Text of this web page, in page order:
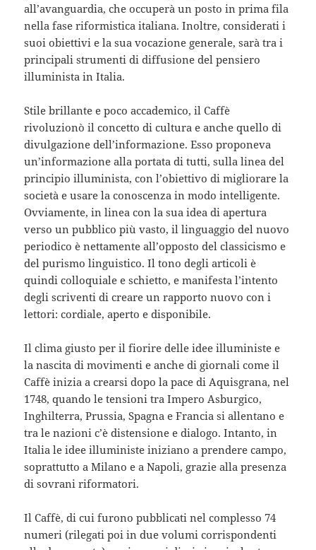
all’avanguardia, che occuperà un posto in prima fila
nella fase riformistica italiana. Inoltre, considerati i
suoi obiettivi e la sua vocazione generale, sarà tra i
principali strumenti di diffusione del pensiero
illuminista in Italia.
Stile brillante e poco accademico, il Caffè
rivoluzionò il concetto di cultura e anche quello di
divulgazione dell’informazione. Esso proponeva
un’informazione alla portata di tutti, sulla linea del
principio illuminista, con l’obiettivo di migliorare la
società e usare la conoscenza in modo intelligente.
Ovviamente, in linea con la sua idea di apertura
verso un pubblico più vasto, il linguaggio del nuovo
periodico è nettamente all’opposto del classicismo e
del purismo linguistico. Il tono degli articoli è
quindi colloquiale e schietto, e manifesta l’intento
degli scriventi di creare un rapporto nuovo con i
lettori: cordiale, aperto e disponibile.
Il clima giusto per il fiorire delle idee illuministe e
la nascita di movimenti e anche di giornali come il
Caffè inizia a crearsi dopo la pace di Aquisgrana, nel
1748, quando le tensioni tra Impero Asburgico,
Inghilterra, Prussia, Spagna e Francia si allentano e
tra le nazioni c’è distensione e dialogo. Intanto, in
Italia le idee illuministe iniziano a prendere campo,
soprattutto a Milano e a Napoli, grazie alla presenza
di sovrani riformatori.
Il Caffè, di cui furono pubblicati nel complesso 74
numeri (rilegati poi in due volumi corrispondenti